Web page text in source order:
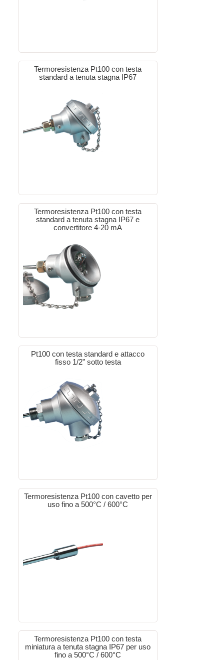
Termoresistenza Pt100 con testa
standard a tenuta stagna IP67
Termoresistenza Pt100 con testa
standard a tenuta stagna IP67 e
convertitore 4-20 mA
Pt100 con testa standard e attacco
fisso 1/2” sotto testa
Termoresistenza Pt100 con cavetto per
uso fino a 500°C / 600°C
Termoresistenza Pt100 con testa
miniatura a tenuta stagna IP67 per uso
fino a 500°C / 600°C